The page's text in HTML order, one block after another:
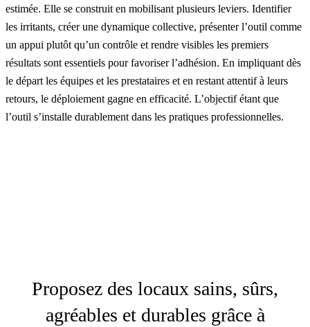
estimée. Elle se construit en mobilisant plusieurs leviers. Identifier
les irritants, créer une dynamique collective, présenter l’outil comme
un appui plutôt qu’un contrôle et rendre visibles les premiers
résultats sont essentiels pour favoriser l’adhésion. En impliquant dès
le départ les équipes et les prestataires et en restant attentif à leurs
retours, le déploiement gagne en efficacité. L’objectif étant que
l’outil s’installe durablement dans les pratiques professionnelles.
Proposez des locaux sains, sûrs,
agréables et durables grâce à